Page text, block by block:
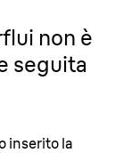
non è
seguita
inserito la